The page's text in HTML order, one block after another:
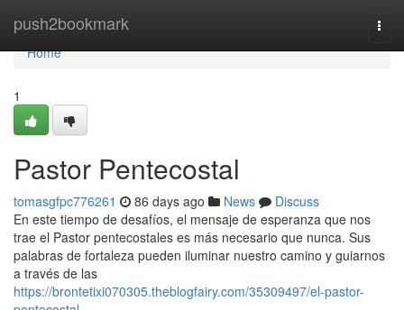
push2bookmark
Home
Home
1
Pastor Pentecostal
tomasgfpc776261 86 days ago News
Discuss
En este tiempo de desafíos, el mensaje de esperanza que nos
trae el Pastor pentecostales es más necesario que nunca. Sus
palabras de fortaleza pueden iluminar nuestro camino y guiarnos
a través de las
https://brontetixi070305.theblogfairy.com/35309497/el-pastor-